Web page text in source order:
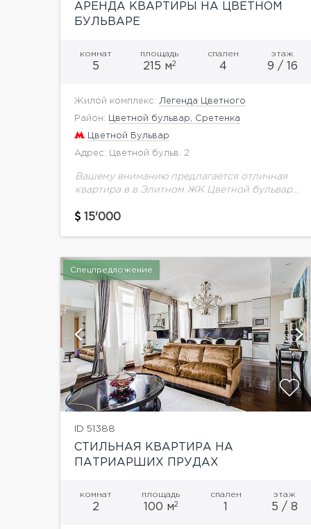
АРЕНДА КВАРТИРЫ НА ЦВЕТНОМ
БУЛЬВАРЕ
комнат
5
площадь
215 м2
спален
4
этаж
9 / 16
Жилой комплекс: Легенда Цветного
Район: Цветной бульвар, Сретенка
Цветной Бульвар
Адрес: Цветной бульв. 2
Вашему вниманию предлагается отличная
квартира в в Элитном ЖК Цветной бульвар
дружной семьи!В квартире выполнен
планировка:...
15'000
Спецпредложение
ID 51388
СТИЛЬНАЯ КВАРТИРА НА
ПАТРИАРШИХ ПРУДАХ
комнат
2
площадь
100 м2
спален этаж
5 / 8
показать ещё 35 фотографий